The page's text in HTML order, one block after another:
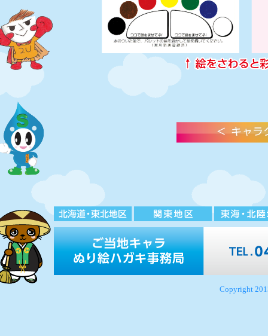
Copyright